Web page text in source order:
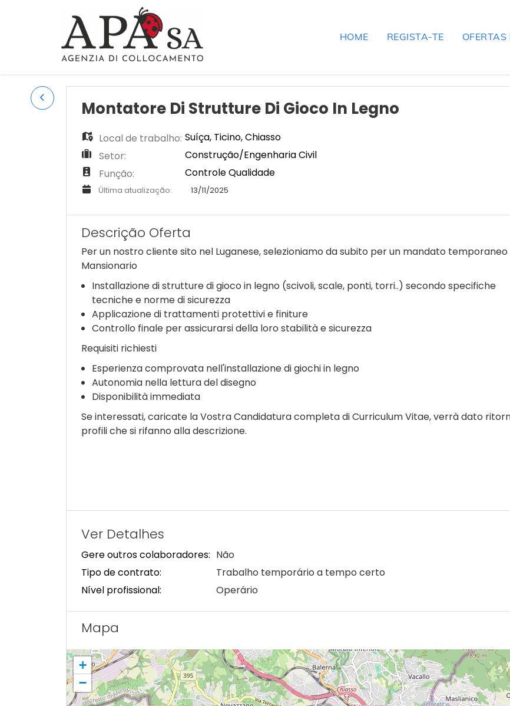
HOME REGISTA-TE OFERTAS
Montatore Di Strutture Di Gioco In Legno
Local de trabalho: Suíça, Ticino,Chiasso
Setor:
Construção/Engenharia Civil
Função:
Controle Qualidade
Última atualização: 13/11/2025
Descrição Oferta
Per un nostro cliente sito nel Luganese, selezioniamo da subito per un mandato temporaneo
Mansionario
Installazione di strutture di gioco in legno (scivoli, scale, ponti, torri..) secondo specifiche
tecniche e norme di sicurezza
Applicazione di trattamenti protettivi e finiture
Controllo finale per assicurarsi della loro stabilità e sicurezza
Requisiti richiesti
Esperienza comprovata nell'installazione di giochi in legno
Autonomia nella lettura del disegno
Disponibilità immediata
Se interessati, caricate la Vostra Candidatura completa di Curriculum Vitae, verrà dato
profili che si rifanno alla descrizione.
Ver Detalhes
Gere outros colaboradores: Não
Tipo de contrato:
Trabalho temporário a tempo certo
Nível profissional:
Operário
Mapa
+
−